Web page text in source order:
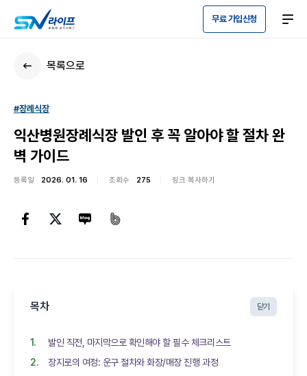
무료 가입신청
목록으로
#장례식장
익산병원장례식장 발인 후 꼭 알아야 할 절차 완
벽 가이드
등록일 2026. 01. 16 조회수 275 링크 복사하기
목차 닫기
발인 직전, 마지막으로 확인해야 할 필수 체크리스트
장지로의 여정: 운구 절차와 화장/매장 진행 과정